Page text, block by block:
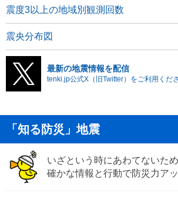
震度3以上の地域別観測回数
震央分布図
最新の地震情報を配信
tenki.jp公式X（旧Twitter）をご利用くださ
「知る防災」地震
いざという時にあわてないた
確かな情報と行動で防災力ア